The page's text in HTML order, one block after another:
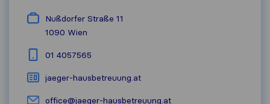
Nußdorfer Straße 11
1090 Wien
01 4057565
jaeger-hausbetreuung.at
office@jaeger-hausbetreuung.at